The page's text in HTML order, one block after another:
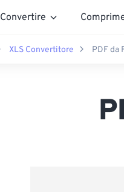
Convertire
XLS Convertitore PDF da